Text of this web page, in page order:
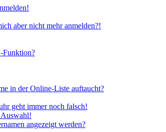
aber nicht mehr anmelden?!
Funktion?
in der Online-Liste auftaucht?
geht immer noch falsch!
Auswahl!
angezeigt werden?